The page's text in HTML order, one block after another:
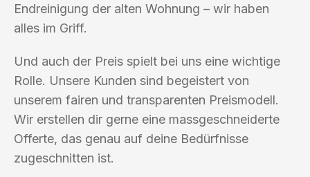
Endreinigung der alten Wohnung – wir haben
alles im Griff.
Und auch der Preis spielt bei uns eine wichtige
Rolle. Unsere Kunden sind begeistert von
unserem fairen und transparenten Preismodell.
Wir erstellen dir gerne eine massgeschneiderte
Offerte, das genau auf deine Bedürfnisse
zugeschnitten ist.